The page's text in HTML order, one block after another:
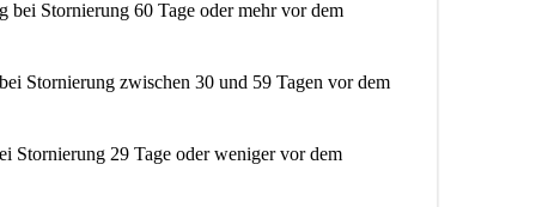
bei Stornierung 60 Tage oder mehr vor dem
Stornierung zwischen 30 und 59 Tagen vor dem
Stornierung 29 Tage oder weniger vor dem